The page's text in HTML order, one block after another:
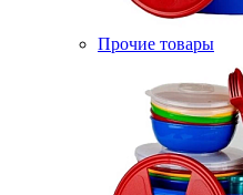
Прочие товары